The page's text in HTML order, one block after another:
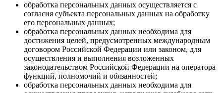
обработка персональных данных осуществляется с
согласия субъекта персональных данных на обработку
его персональных данных;
обработка персональных данных необходима для
достижения целей, предусмотренных международным
договором Российской Федерации или законом, для
осуществления и выполнения возложенных
законодательством Российской Федерации на оператора
функций, полномочий и обязанностей;
обработка персональных данных необходима для